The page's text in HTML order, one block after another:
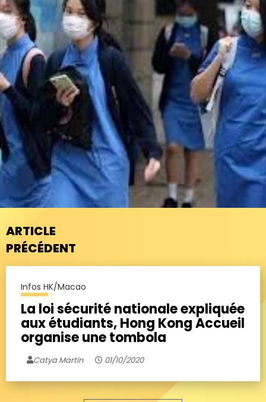
ARTICLE
PRÉCÉDENT
Infos HK/Macao
La loi sécurité nationale expliquée
aux étudiants, Hong Kong Accueil
organise une tombola
Catya Martin 01/10/2020